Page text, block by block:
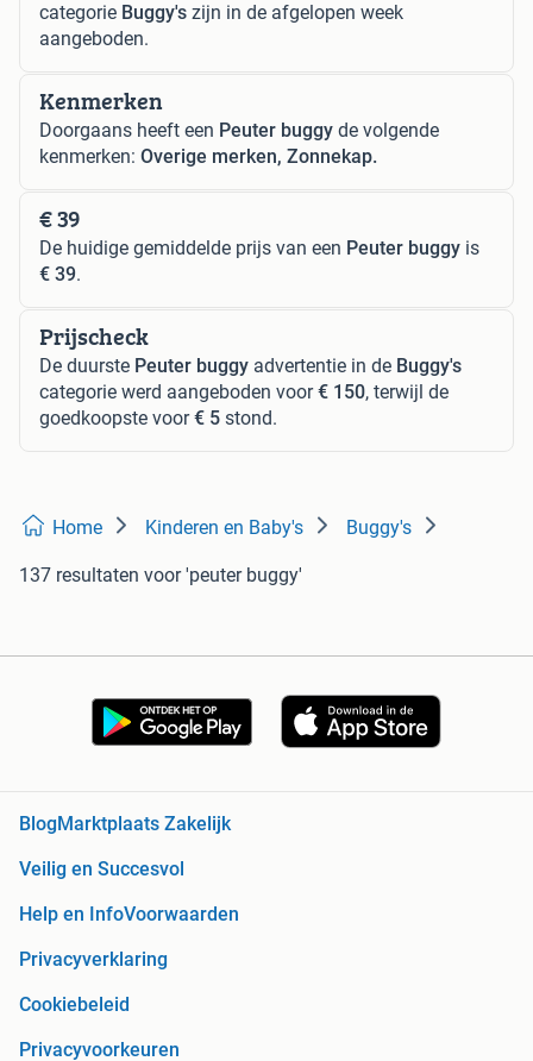
categorie Buggy's zijn in de afgelopen week
aangeboden.
Kenmerken
Doorgaans heeft een Peuter buggy de volgende
kenmerken: Overige merken, Zonnekap.
€ 39
De huidige gemiddelde prijs van een Peuter buggy is
€ 39.
Prijscheck
De duurste Peuter buggy advertentie in de Buggy's
categorie werd aangeboden voor€ 150, terwijl de
goedkoopste voor€ 5 stond.
Home Kinderen en Baby's Buggy's
137 resultaten voor 'peuter buggy'
Blog Marktplaats Zakelijk
Veilig en Succesvol
Help en InfoVoorwaarden
Privacyverklaring
Cookiebeleid
Privacyvoorkeuren